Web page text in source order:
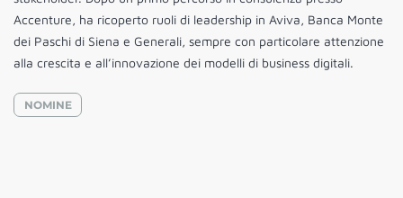
Accenture, ha ricoperto ruoli di leadership in Aviva, Banca Monte
dei Paschi di Siena e Generali, sempre con particolare attenzione
alla crescita e all’innovazione dei modelli di business digitali.
NOMINE